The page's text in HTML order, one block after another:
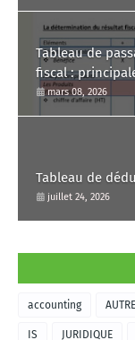
Tableau de
fiscal :
commentaire.
mars 08, 2026
Tableau de
juillet 24, 2026
accounting AUTRE
IS JURIDIQUE